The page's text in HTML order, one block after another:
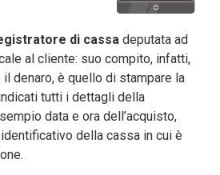
di cassa deputata ad
al cliente: suo compito, infatti,
denaro, è quello di stampare la
tutti i dettagli della
data e ora dell’acquisto,
della cassa in cui è